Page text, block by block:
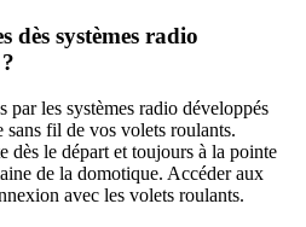
dès systèmes radio
par les systèmes radio développés
fil de vos volets roulants.
dès le départ et toujours à la pointe
de la domotique. Accéder aux
avec les volets roulants.